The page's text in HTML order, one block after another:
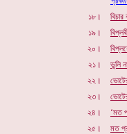
১৮।
১৯।
২০।
২১।
২২।
২৩।
২৪।
২৫।
ভুলি
‘মত
মত